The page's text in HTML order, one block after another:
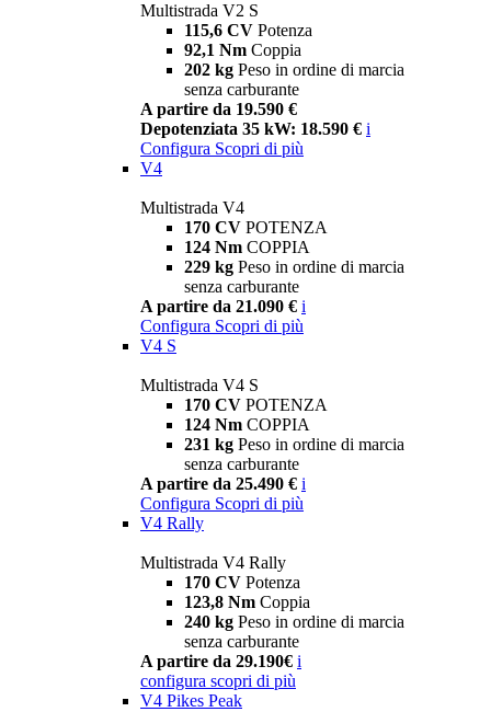
Multistrada V2 S
115,6 CV Potenza
92,1 Nm Coppia
202 kg Peso in ordine di marcia
senza carburante
A partire da 19.590 €
Depotenziata 35 kW: 18.590 € i
Configura Scopri di più
V4
Multistrada V4
170 CV POTENZA
124 Nm COPPIA
229 kg Peso in ordine di marcia
senza carburante
A partire da 21.090 € i
Configura Scopri di più
V4 S
Multistrada V4 S
170 CV POTENZA
124 Nm COPPIA
231 kg Peso in ordine di marcia
senza carburante
A partire da 25.490 € i
Configura Scopri di più
V4 Rally
Multistrada V4 Rally
170 CV Potenza
123,8 Nm Coppia
240 kg Peso in ordine di marcia
senza carburante
A partire da 29.190€ i
configura scopri di più
V4 Pikes Peak